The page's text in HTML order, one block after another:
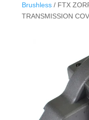
Brushless/ FTX
TRANSMISSION